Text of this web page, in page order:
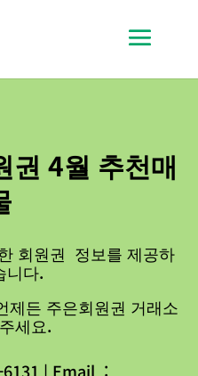
권 4월 추천매
회원권 정보를 제공하
니다.
제든 주은회원권 거래소
세요.
6131 | Email :